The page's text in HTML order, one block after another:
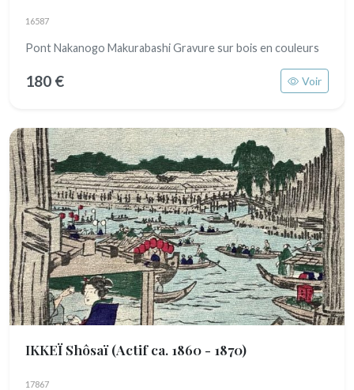
16587
Pont Nakanogo Makurabashi Gravure sur bois en couleurs
180 € Voir
IKKEÏ Shôsaï(Actif ca. 1860 - 1870)
17867